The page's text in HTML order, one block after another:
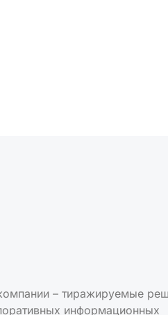
– тиражируемые
информационных